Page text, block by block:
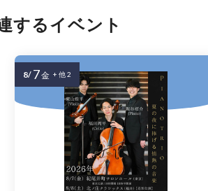
するイベント
8/ 7金 + 他 2